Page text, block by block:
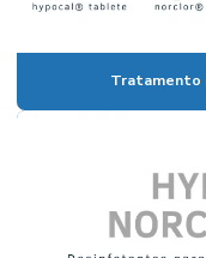
Tratamento